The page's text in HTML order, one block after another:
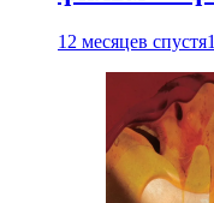
12 месяцев спустя